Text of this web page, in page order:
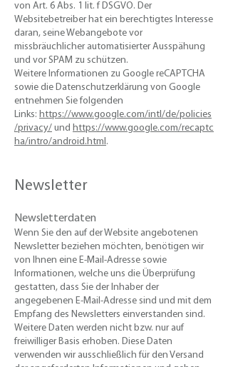
von Art. 6 Abs. 1 lit. f DSGVO. Der
Websitebetreiber hat ein berechtigtes Interesse
daran, seine Webangebote vor
missbräuchlicher automatisierter Ausspähung
und vor SPAM zu schützen.
Weitere Informationen zu Google reCAPTCHA
sowie die Datenschutzerklärung von Google
entnehmen Sie folgenden
Links: https://www.google.com/intl/de/policies
/privacy/ und https://www.google.com/recaptc
ha/intro/android.html.
Newsletter
Newsletterdaten
​Wenn Sie den auf der Website angebotenen
Newsletter beziehen möchten, benötigen wir
von Ihnen eine E-Mail-Adresse sowie
Informationen, welche uns die Überprüfung
gestatten, dass Sie der Inhaber der
angegebenen E-Mail-Adresse sind und mit dem
Empfang des Newsletters einverstanden sind.
Weitere Daten werden nicht bzw. nur auf
freiwilliger Basis erhoben. Diese Daten
verwenden wir ausschließlich für den Versand